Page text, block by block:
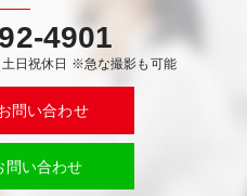
4901
土日祝休日 ※急な撮影も可能
問い合わせ
問い合わせ